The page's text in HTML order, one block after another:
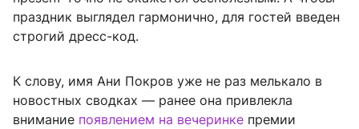
праздник выглядел гармонично, для гостей введен
строгий дресс-код.
К слову, имя Ани Покров уже не раз мелькало в
новостных сводках — ранее она привлекла
внимание появлением на вечеринке премии